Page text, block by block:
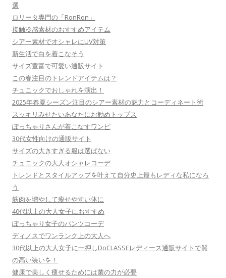
選
ロリータ専門の「RonRon」
接触冷感素材のおすすめアイテム
シアー素材でオシャレにUV対策
新生活で白を着こなそう
サイズ豊富で可愛い通販サイト
この春注目のトレンドアイテムは？
チュニックでおしゃれを演出！
2025年春夏シーズン注目のシアー素材の魅力とコーディネート術
スッキリみせたいあなたにお勧めトップス
ぽっちゃりさんが着こなすワンピ
30代女性向けの通販サイト
サイズの大きすぎる服は選ばない
チュニックの大人オシャレコーデ
トレンドとスタイルアップを叶えて自分史上最もレディな私になろ
う
筋肉を増やして痩せやすい体に
40代以上の大人女子におすすめ
ぽっちゃり女子のパンツコーデ
ディノスでワンランク上の大人へ
30代以上の大人女子に一押しDoCLASSEレディース通販サイトで質
の高い装いを！
健康で美しく痩せるためには菌の力が必要